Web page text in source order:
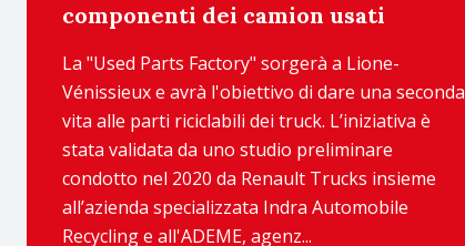
componenti dei camion usati
La "Used Parts Factory" sorgerà a Lione-
Vénissieux e avrà l'obiettivo di dare una seconda
vita alle parti riciclabili dei truck. L’iniziativa è
stata validata da uno studio preliminare
condotto nel 2020 da Renault Trucks insieme
all’azienda specializzata Indra Automobile
Recycling e all'ADEME, agenz...